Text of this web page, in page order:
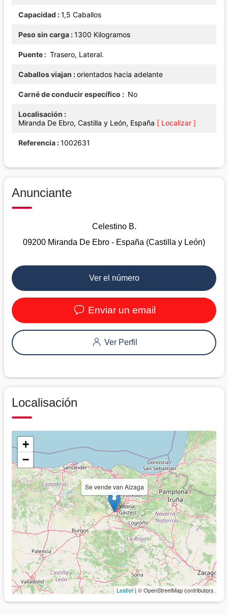
Capacidad 1,5 Caballos
Peso sin carga 1300 Kilogramos
Puente Trasero, Lateral.
Caballos viajan orientados hacia adelante
Carné de conducir específico No
Localisación
Miranda De Ebro, Castilla y León, España [ Localizar ]
Referencia 1002631
Anunciante
Celestino B.
09200 Miranda De Ebro - España (Castilla y León)
Ver el número
Enviar un email
Ver Perfil
Localisación
Se vende van Alzaga
+
−
Leaflet| © OpenStreetMap contributors